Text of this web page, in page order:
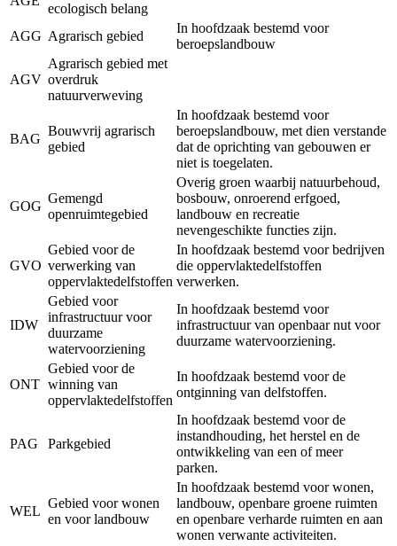
ecologisch belang
AGG Agrarisch gebied
In hoofdzaak bestemd voor
beroepslandbouw
AGV
Agrarisch gebied met
overdruk
natuurverweving
BAG
Bouwvrij agrarisch
gebied
In hoofdzaak bestemd voor
beroepslandbouw, met dien verstande
dat de oprichting van gebouwen er
niet is toegelaten.
GOG
Gemengd
openruimtegebied
Overig groen waarbij natuurbehoud,
bosbouw, onroerend erfgoed,
landbouw en recreatie
nevengeschikte functies zijn.
GVO
Gebied voor de
verwerking van
oppervlaktedelfstoffen
In hoofdzaak bestemd voor bedrijven
die oppervlaktedelfstoffen
verwerken.
IDW
Gebied voor
infrastructuur voor
duurzame
watervoorziening
In hoofdzaak bestemd voor
infrastructuur van openbaar nut voor
duurzame watervoorziening.
ONT
Gebied voor de
winning van
oppervlaktedelfstoffen
In hoofdzaak bestemd voor de
ontginning van delfstoffen.
PAG Parkgebied
In hoofdzaak bestemd voor de
instandhouding, het herstel en de
ontwikkeling van een of meer
parken.
WEL
Gebied voor wonen
en voor landbouw
In hoofdzaak bestemd voor wonen,
landbouw, openbare groene ruimten
en openbare verharde ruimten en aan
wonen verwante activiteiten.